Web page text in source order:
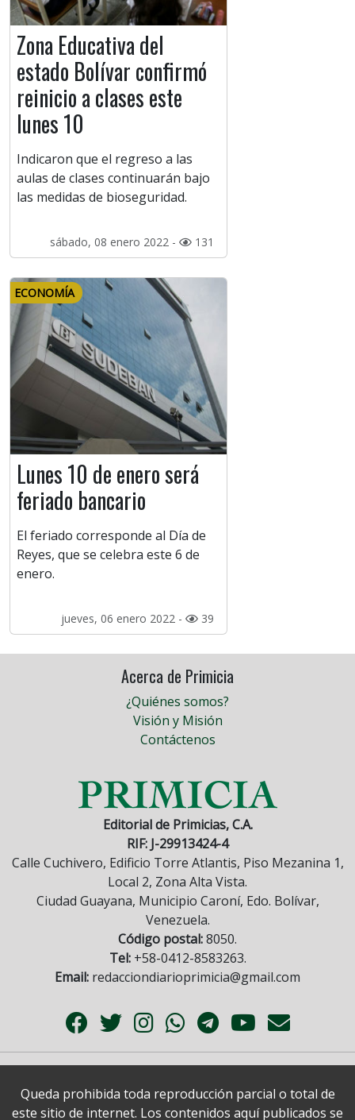
Zona Educativa del
estado Bolívar confirmó
reinicio a clases este
lunes 10
Indicaron que el regreso a las
aulas de clases continuarán bajo
las medidas de bioseguridad.
sábado, 08 enero 2022 - 131
ECONOMÍA
Lunes 10 de enero será
feriado bancario
El feriado corresponde al Día de
Reyes, que se celebra este 6 de
enero.
jueves, 06 enero 2022 - 39
Acerca de Primicia
¿Quiénes somos?
Visión y Misión
Contáctenos
Editorial de Primicias, C.A.
RIF: J-29913424-4
Calle Cuchivero, Edificio Torre Atlantis, Piso Mezanina 1,
Local 2, Zona Alta Vista.
Ciudad Guayana, Municipio Caroní, Edo. Bolívar,
Venezuela.
Código postal:8050.
Tel:+58-0412-8583263.
Email: redacciondiarioprimicia@gmail.com
Queda prohibida toda reproducción parcial o total de
este sitio de internet. Los contenidos aquí publicados se